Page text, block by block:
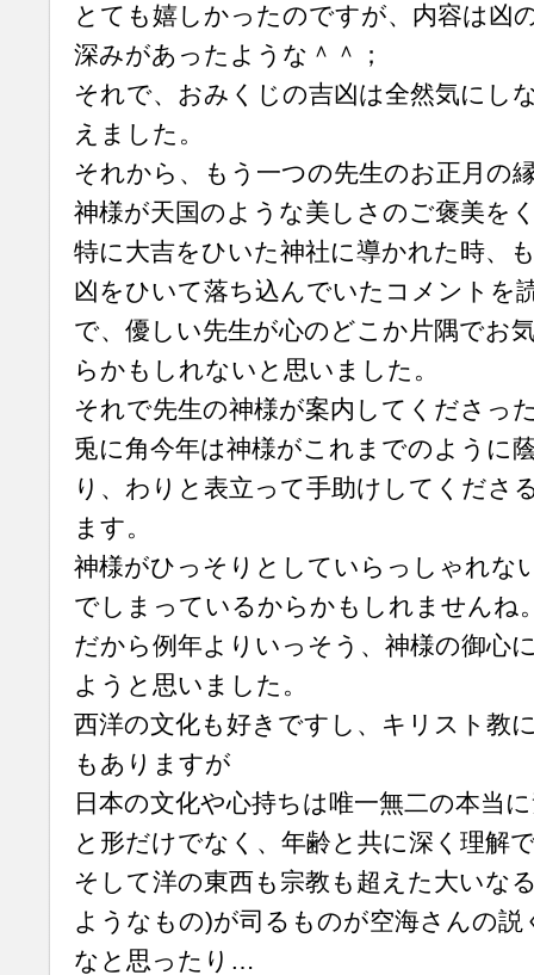
とても嬉しかったのですが、内容は凶
深みがあったような＾＾；
それで、おみくじの吉凶は全然気にし
えました。
それから、もう一つの先生のお正月の
神様が天国のような美しさのご褒美を
特に大吉をひいた神社に導かれた時、
凶をひいて落ち込んでいたコメントを
で、優しい先生が心のどこか片隅でお
らかもしれないと思いました。
それで先生の神様が案内してくださっ
兎に角今年は神様がこれまでのように
り、わりと表立って手助けしてくださ
ます。
神様がひっそりとしていらっしゃれな
でしまっているからかもしれませんね
だから例年よりいっそう、神様の御心
ようと思いました。
西洋の文化も好きですし、キリスト教
もありますが
日本の文化や心持ちは唯一無二の本当
と形だけでなく、年齢と共に深く理解
そして洋の東西も宗教も超えた大いな
ようなもの)が司るものが空海さんの
なと思ったり…